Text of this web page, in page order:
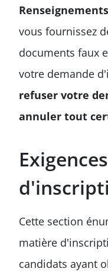
vous fournissez
documents faux
votre demande
refuser votre
annuler tout
Cette section
matière
candidats ayant